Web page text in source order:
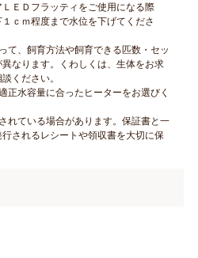
ＥＤフラッティをご使用になる際
ｃｍ程度まで水位を下げてくださ
て、飼育方法や飼育できる匹数・セッ
なります。くわしくは、生体をお求
ください。
正水容量に合ったヒーターをお選びく
れている場合があります。保証書と一
されるレシートや領収書を大切に保